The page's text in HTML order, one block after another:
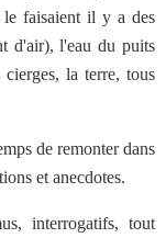
le faisaient il y a des
d'air), l'eau du puits
la terre, tous
de remonter dans
et anecdotes.
interrogatifs, tout